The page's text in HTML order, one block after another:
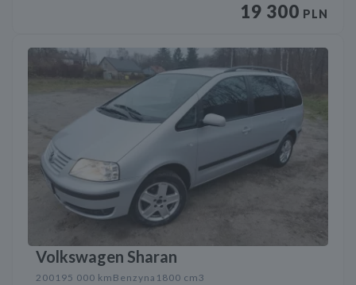
19 300 PLN
Volkswagen Sharan
200195 000 km Benzyna 1800 cm3